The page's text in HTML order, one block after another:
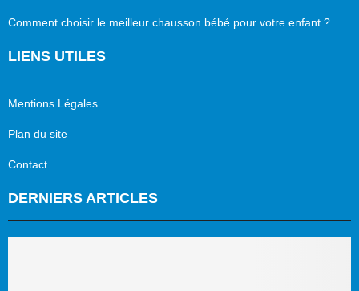
Comment choisir le meilleur chausson bébé pour votre enfant ?
LIENS UTILES
Mentions Légales
Plan du site
Contact
DERNIERS ARTICLES